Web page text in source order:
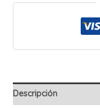
Descripción